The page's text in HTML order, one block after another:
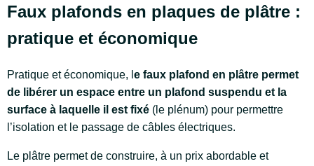
Faux plafonds en plaques de plâtre :
pratique et économique
Pratique et économique, l e faux plafond en plâtre permet
de libérer un espace entre un plafond suspendu et la
surface à laquelle il est fixé (le plénum) pour permettre
l’isolation et le passage de câbles électriques.
Le plâtre permet de construire, à un prix abordable et